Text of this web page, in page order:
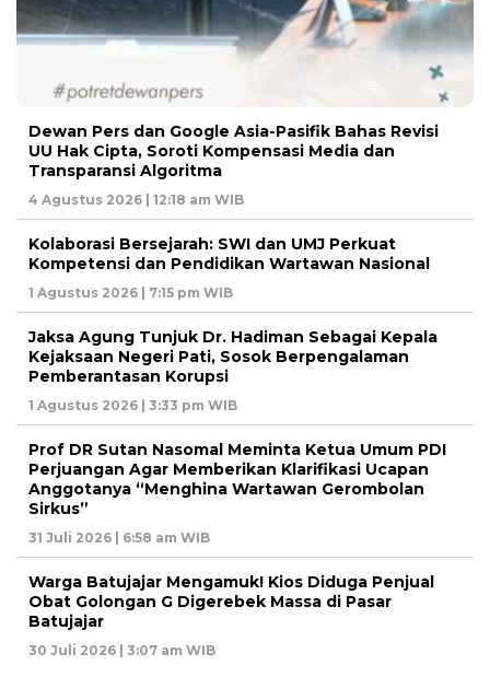
Dewan Pers dan Google Asia-Pasifik Bahas Revisi
UU Hak Cipta, Soroti Kompensasi Media dan
Transparansi Algoritma
4 Agustus 2026 | 12:18 am WIB
Kolaborasi Bersejarah: SWI dan UMJ Perkuat
Kompetensi dan Pendidikan Wartawan Nasional
1 Agustus 2026 | 7:15 pm WIB
Jaksa Agung Tunjuk Dr. Hadiman Sebagai Kepala
Kejaksaan Negeri Pati, Sosok Berpengalaman
Pemberantasan Korupsi
1 Agustus 2026 | 3:33 pm WIB
Prof DR Sutan Nasomal Meminta Ketua Umum PDI
Perjuangan Agar Memberikan Klarifikasi Ucapan
Anggotanya “Menghina Wartawan Gerombolan
Sirkus”
31 Juli 2026 | 6:58 am WIB
Warga Batujajar Mengamuk! Kios Diduga Penjual
Obat Golongan G Digerebek Massa di Pasar
Batujajar
30 Juli 2026 | 3:07 am WIB